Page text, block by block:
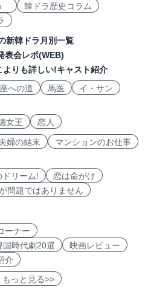
韓ドラ歴史コラム
新韓ドラ月別一覧
表会レポ(WEB)
よりも詳しい!キャスト紹介
への道 馬医
イ・サン
女王 恋人
婦の結末
マンションのお仕事
ドリーム!
恋は命がけ
問題ではありません
ーナー
国時代劇20選
映画レビュー
介
と見る>>